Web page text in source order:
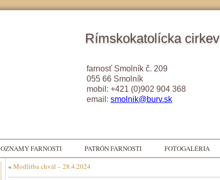
farnosť Smolník č. 209
055 66 Smolník
mobil: +421 (0)902 904 368
email: smolnik@burv.sk
Rímskokatolícka cirkev
OZNAMY FARNOSTI PATRÓN FARNOSTI FOTOGALÉRIA
« Modlitba chvál – 28.4.2024